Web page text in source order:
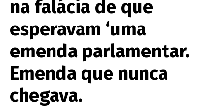
na falácia de que
esperavam ‘uma
emenda parlamentar.
Emenda que nunca
chegava.